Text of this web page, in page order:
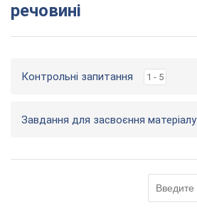
речовині
Контрольні запитання 1 - 5
Завдання для засвоєння матеріалу